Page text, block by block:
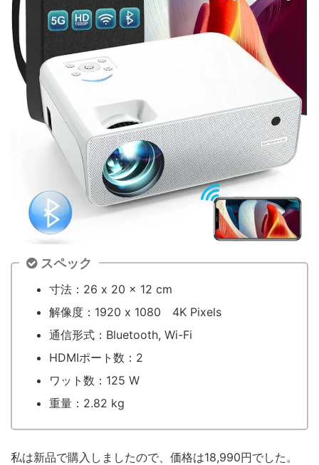
スペック
寸法：‎26 x 20 x 12 cm
解像度：‎1920 x 1080 4K Pixels
通信形式：‎Bluetooth, Wi-Fi
HDMIポート数：‎2
ワット数：‎125 W
重量：‎2.82 kg
私は新品で購入しましたので、価格は18,990円でした。